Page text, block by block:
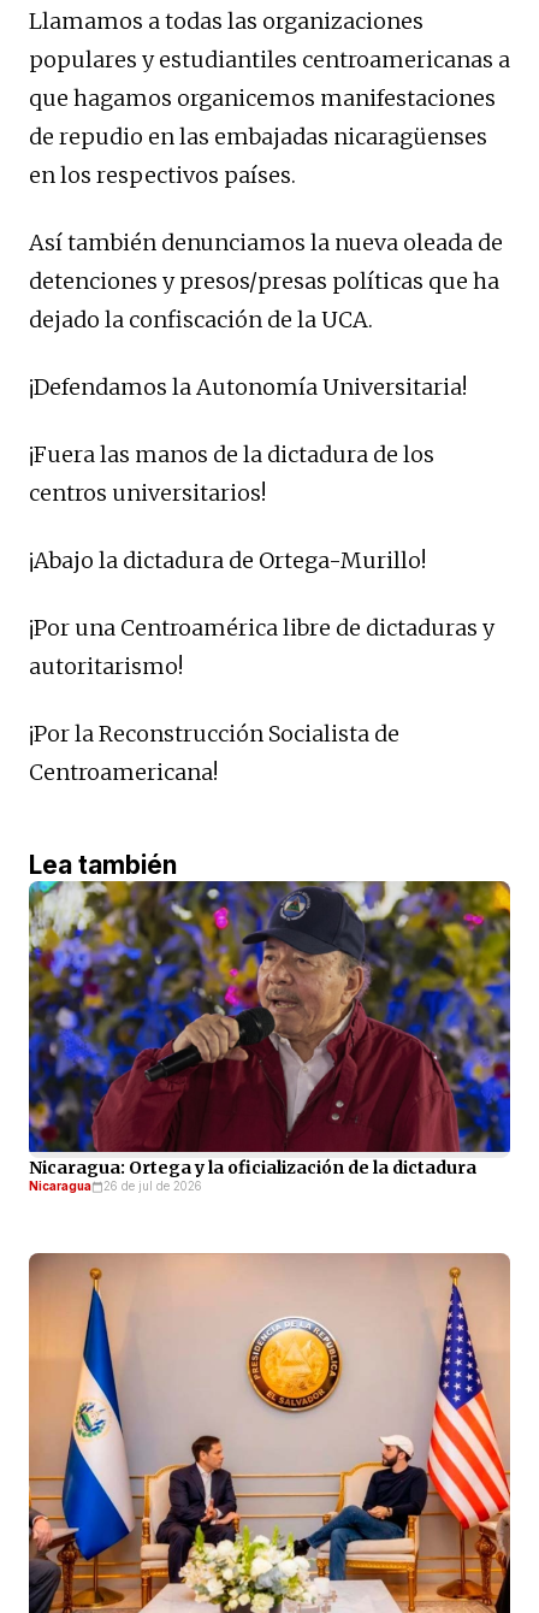
Llamamos a todas las organizaciones
populares y estudiantiles centroamericanas a
que hagamos organicemos manifestaciones
de repudio en las embajadas nicaragüenses
en los respectivos países.
Así también denunciamos la nueva oleada de
detenciones y presos/presas políticas que ha
dejado la confiscación de la UCA.
¡Defendamos la Autonomía Universitaria!
¡Fuera las manos de la dictadura de los
centros universitarios!
¡Abajo la dictadura de Ortega-Murillo!
¡Por una Centroamérica libre de dictaduras y
autoritarismo!
¡Por la Reconstrucción Socialista de
Centroamericana!
Lea también
Nicaragua: Ortega y la oficialización de la dictadura
Nicaragua 26 de jul de 2026